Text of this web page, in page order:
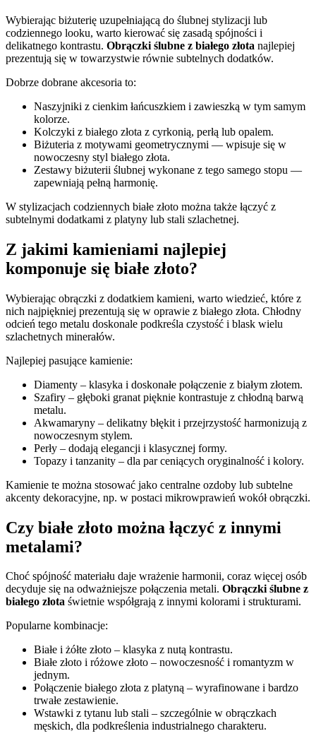
Wybierając biżuterię uzupełniającą do ślubnej stylizacji lub
codziennego looku, warto kierować się zasadą spójności i
delikatnego kontrastu. Obrączki ślubne z białego złota najlepiej
prezentują się w towarzystwie równie subtelnych dodatków.
Dobrze dobrane akcesoria to:
Naszyjniki z cienkim łańcuszkiem i zawieszką w tym samym
kolorze.
Kolczyki z białego złota z cyrkonią, perłą lub opalem.
Biżuteria z motywami geometrycznymi — wpisuje się w
nowoczesny styl białego złota.
Zestawy biżuterii ślubnej wykonane z tego samego stopu —
zapewniają pełną harmonię.
W stylizacjach codziennych białe złoto można także łączyć z
subtelnymi dodatkami z platyny lub stali szlachetnej.
Z jakimi kamieniami najlepiej
komponuje się białe złoto?
Wybierając obrączki z dodatkiem kamieni, warto wiedzieć, które z
nich najpiękniej prezentują się w oprawie z białego złota. Chłodny
odcień tego metalu doskonale podkreśla czystość i blask wielu
szlachetnych minerałów.
Najlepiej pasujące kamienie:
Diamenty – klasyka i doskonałe połączenie z białym złotem.
Szafiry – głęboki granat pięknie kontrastuje z chłodną barwą
metalu.
Akwamaryny – delikatny błękit i przejrzystość harmonizują z
nowoczesnym stylem.
Perły – dodają elegancji i klasycznej formy.
Topazy i tanzanity – dla par ceniących oryginalność i kolory.
Kamienie te można stosować jako centralne ozdoby lub subtelne
akcenty dekoracyjne, np. w postaci mikrowprawień wokół obrączki.
Czy białe złoto można łączyć z innymi
metalami?
Choć spójność materiału daje wrażenie harmonii, coraz więcej osób
decyduje się na odważniejsze połączenia metali. Obrączki ślubne z
białego złota świetnie współgrają z innymi kolorami i strukturami.
Popularne kombinacje:
Białe i żółte złoto – klasyka z nutą kontrastu.
Białe złoto i różowe złoto – nowoczesność i romantyzm w
jednym.
Połączenie białego złota z platyną – wyrafinowane i bardzo
trwałe zestawienie.
Wstawki z tytanu lub stali – szczególnie w obrączkach
męskich, dla podkreślenia industrialnego charakteru.